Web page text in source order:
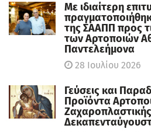
Με ιδιαίτερη
της ΣΑΑΠΠ προς
των Αρτοποιών
Παντελεήμονα
28 Ιουλίου 2026
Γεύσεις και
Προϊόντα